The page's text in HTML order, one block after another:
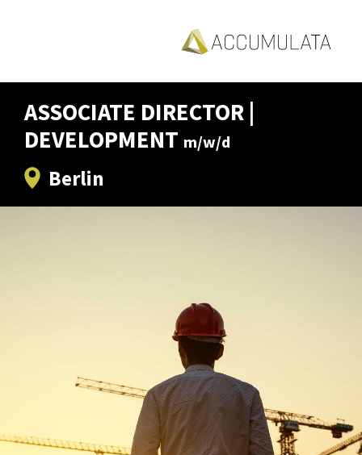
ASSOCIATE DIRECTOR |
DEVELOPMENT m/w/d
Berlin